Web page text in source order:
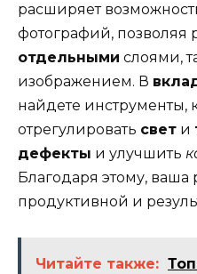
расширяет
фотографий, позволяя
отдельными слоями,
изображением. В
найдете инструменты,
отрегулировать свет и
дефекты и улучшить
Благодаря этому, ваша
продуктивной и
Читайте также: